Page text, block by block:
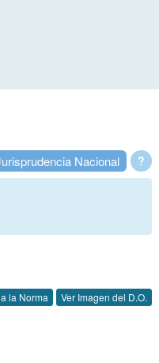
?
Nacional
la Norma Ver Imagen del D.O.